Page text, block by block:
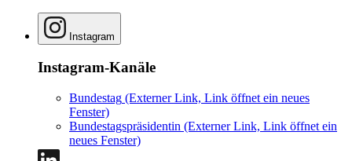
Instagram
Instagram-Kanäle
Bundestag (Externer Link, Link öffnet ein neues
Fenster)
Bundestagspräsidentin (Externer Link, Link öffnet ein
neues Fenster)